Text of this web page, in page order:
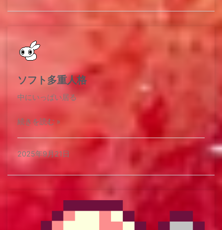
ソフト多重人格
中にいっぱい居る​
続きを読む »
2025年9月21日